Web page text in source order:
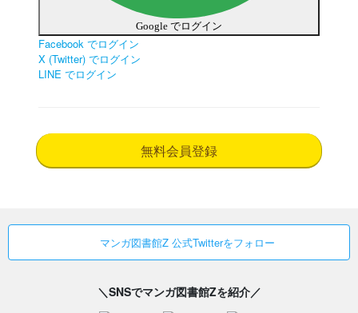
Google でログイン
Facebook でログイン
X (Twitter) でログイン
LINE でログイン
無料会員登録
マンガ図書館Z 公式Twitterをフォロー
＼SNSでマンガ図書館Zを紹介／